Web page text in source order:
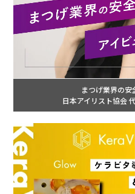
まつげ業界の安
日本アイリスト協会